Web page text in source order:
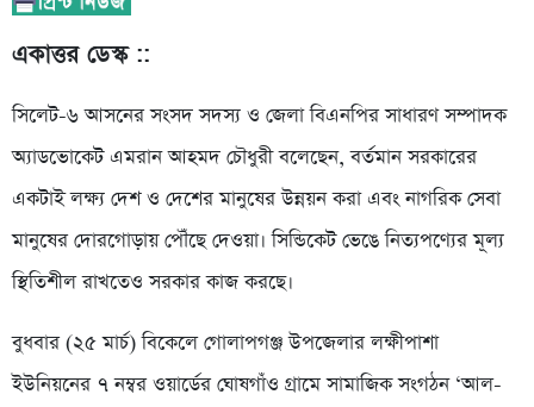
একাত্তর ডেস্ক ::
সিলেট-৬ আসনের সংসদ সদস্য ও জেলা বিএনপির সাধারণ সম্পাদক
অ্যাডভোকেট এমরান আহমদ চৌধুরী বলেছেন, বর্তমান সরকারের
একটাই লক্ষ্য দেশ ও দেশের মানুষের উন্নয়ন করা এবং নাগরিক সেবা
মানুষের দোরগোড়ায় পৌঁছে দেওয়া। সিন্ডিকেট ভেঙে নিত্যপণ্যের মূল্য
স্থিতিশীল রাখতেও সরকার কাজ করছে।
বুধবার (২৫ মার্চ) বিকেলে গোলাপগঞ্জ উপজেলার লক্ষীপাশা
ইউনিয়নের ৭ নম্বর ওয়ার্ডের ঘোষগাঁও গ্রামে সামাজিক সংগঠন ‘আল-